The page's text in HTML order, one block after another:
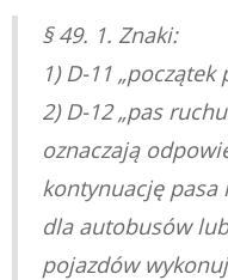
§ 49. 1. Znaki:
1) D-11
2) D-12 „pas
oznaczają
kontynuację pasa
dla autobusów
pojazdów